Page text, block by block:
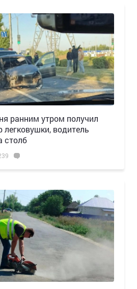
ранним утром получил
водитель
столб